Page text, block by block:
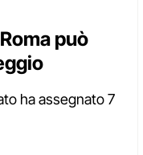
può
ha assegnato 7